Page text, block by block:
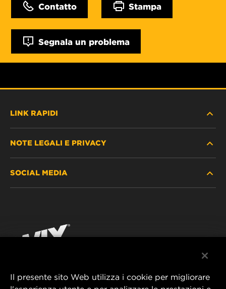
Contatto Stampa
Segnala un problema
LINK RAPIDI
DOVE ACQUISTARE
CONTATTACI
NOTE LEGALI E PRIVACY
IMPRESSUM
SOCIAL MEDIA
YouTube
Il presente sito Web utilizza i cookie per migliorare